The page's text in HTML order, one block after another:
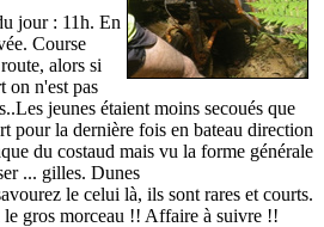
jour : 11h. En
Course
alors si
on n'est pas
jeunes étaient moins secoués que
pour la dernière fois en bateau direction
du costaud mais vu la forme générale
... gilles. Dunes
le celui là, ils sont rares et courts.
gros morceau !! Affaire à suivre !!